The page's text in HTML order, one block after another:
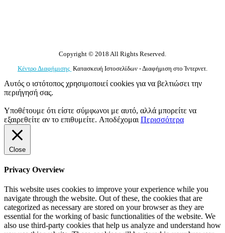
Copyright © 2018 All Rights Reserved.
Κέντρο Διαφήμισης Κατασκευή Ιστοσελίδων - Διαφήμιση στο Ίντερνετ.
Αυτός ο ιστότοπος χρησιμοποιεί cookies για να βελτιώσει την
περιήγησή σας.
Υποθέτουμε ότι είστε σύμφωνοι με αυτό, αλλά μπορείτε να
εξαιρεθείτε αν το επιθυμείτε. Αποδέχομαι Περισσότερα
Close
Privacy Overview
This website uses cookies to improve your experience while you
navigate through the website. Out of these, the cookies that are
categorized as necessary are stored on your browser as they are
essential for the working of basic functionalities of the website. We
also use third-party cookies that help us analyze and understand how